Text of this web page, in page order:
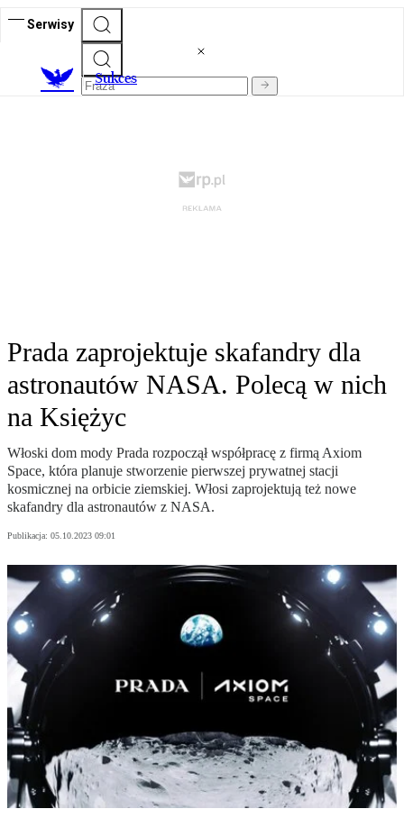
Serwisy
Sukces
Prada zaprojektuje skafandry dla
astronautów NASA. Polecą w nich
na Księżyc
Włoski dom mody Prada rozpoczął współpracę z firmą Axiom
Space, która planuje stworzenie pierwszej prywatnej stacji
kosmicznej na orbicie ziemskiej. Włosi zaprojektują też nowe
skafandry dla astronautów z NASA.
Publikacja: 05.10.2023 09:01